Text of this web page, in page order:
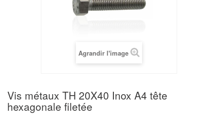
Agrandir l'image
Vis métaux TH 20X40 Inox A4 tête
hexagonale filetée